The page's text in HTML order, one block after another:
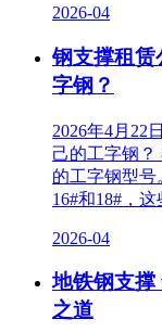
2026-04
钢支撑租赁
字钢？
2026年4月22
己的工字钢
的工字钢型号
16#和18#，
2026-04
地铁钢支
之道